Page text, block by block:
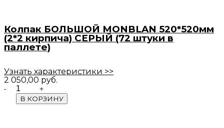
Колпак БОЛЬШОЙ MONBLAN 520*520мм
(2*2 кирпича) СЕРЫЙ (72 штуки в
паллете)
Узнать характеристики >>
2 050,00 руб.
Quantity
В КОРЗИНУ